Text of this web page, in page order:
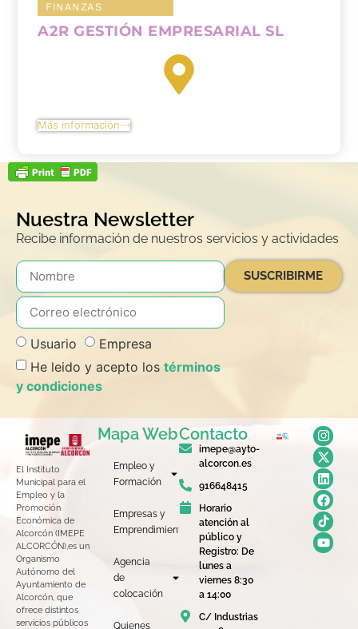
FINANZAS
A2R GESTIÓN EMPRESARIAL SL
Más información
Nuestra Newsletter
Recibe información de nuestros servicios y actividades
Usuario
Empresa
He leido y acepto los términos
y condiciones
SUSCRIBIRME
El Instituto
Municipal para el
Empleo y la
Promoción
Económica de
Alcorcón (IMEPE
ALCORCÓN),es un
Organismo
Autónomo del
Ayuntamiento de
Alcorcón, que
ofrece distintos
servicios públicos
Mapa Web
Empleo y
Formación
Empresas y
Emprendimiento
Agencia
de
colocación
Quienes
Contacto
imepe@ayto-
alcorcon.es
916648415
Horario
atención al
público y
Registro: De
lunes a
viernes 8:30
a 14:00
C/ Industrias